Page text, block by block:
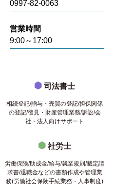
0997-82-0063
営業時間
9:00～17:00
司法書士
相続登記/贈与・売買の登記/担保関係
の登記/後見・財産管理業務/訴訟/会
社・法人向けサポート
社労士
労働保険/助成金/給与/就業規則/裁定請
求書/退職金などの書類作成や管理業
務(労働社会保険手続業務・人事制度)